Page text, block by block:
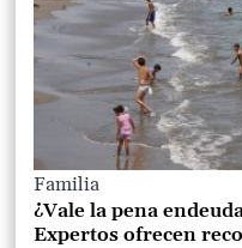
Familia
¿Vale la pena
Expertos ofrecen